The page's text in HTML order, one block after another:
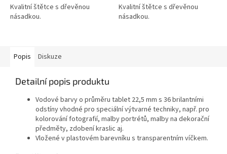
Kvalitní štětce s dřevěnou
násadkou.
Kvalitní štětce s dřevěnou
násadkou.
Popis Diskuze
Detailní popis produktu
Vodové barvy o průměru tablet 22,5 mm s 36 brilantními
odstíny vhodné pro speciální výtvarné techniky, např. pro
kolorování fotografií, malby portrétů, malby na dekorační
předměty, zdobení kraslic aj.
Vložené v plastovém barevníku s transparentním víčkem.